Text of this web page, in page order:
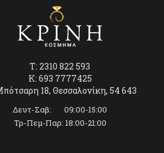
T: 2310 822 593
K: 693 7777425
18, Θεσσαλονίκη, 54 643
Δευτ-Σαβ: 09:00-15:00
Τρ-Πεμ-Παρ: 18:00-21:00